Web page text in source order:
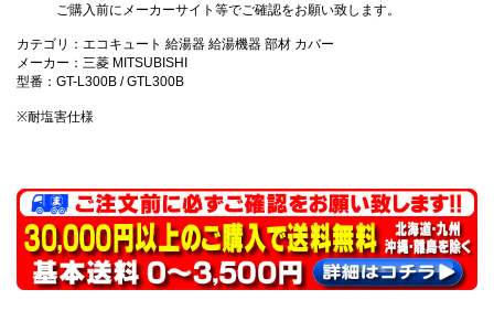
ご購入前にメーカーサイト等でご確認をお願い致します。
カテゴリ：エコキュート 給湯器 給湯機器 部材 カバー
メーカー：三菱 MITSUBISHI
型番：GT-L300B / GTL300B
※耐塩害仕様